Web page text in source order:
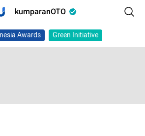
kumparanOTO
Awards Green Initiative